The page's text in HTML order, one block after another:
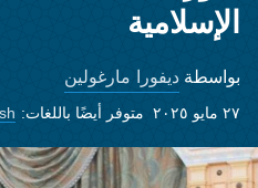
الإسلامية
بواسطة ديفورا مارغولين
٢٧ مايو ٢٠٢٥ متوفر أيضًا باللغات: